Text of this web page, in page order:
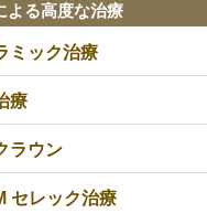
よる高度な治療
ミック治療
療
ラウン
セレック治療